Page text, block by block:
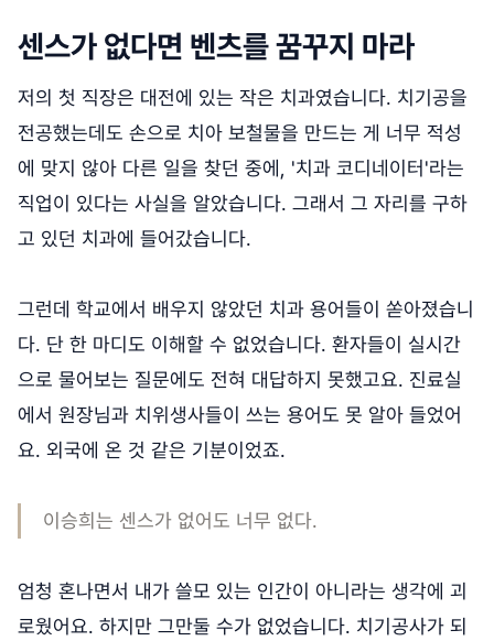
센스가 없다면 벤츠를 꿈꾸지 마라
저의 첫 직장은 대전에 있는 작은 치과였습니다. 치기공을
전공했는데도 손으로 치아 보철물을 만드는 게 너무 적성
에 맞지 않아 다른 일을 찾던 중에, '치과 코디네이터'라는
직업이 있다는 사실을 알았습니다. 그래서 그 자리를 구하
고 있던 치과에 들어갔습니다.
그런데 학교에서 배우지 않았던 치과 용어들이 쏟아졌습니
다. 단 한 마디도 이해할 수 없었습니다. 환자들이 실시간
으로 물어보는 질문에도 전혀 대답하지 못했고요. 진료실
에서 원장님과 치위생사들이 쓰는 용어도 못 알아 들었어
요. 외국에 온 것 같은 기분이었죠.
이승희는 센스가 없어도 너무 없다.
엄청 혼나면서 내가 쓸모 있는 인간이 아니라는 생각에 괴
로웠어요. 하지만 그만둘 수가 없었습니다. 치기공사가 되